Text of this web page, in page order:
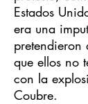
Estados
era una
pretendieron
que ellos no
con la
Coubre.